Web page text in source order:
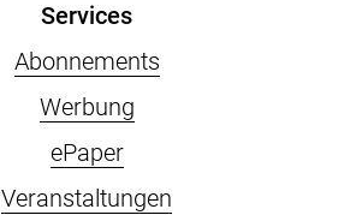
Services
Abonnements
Werbung
ePaper
Veranstaltungen